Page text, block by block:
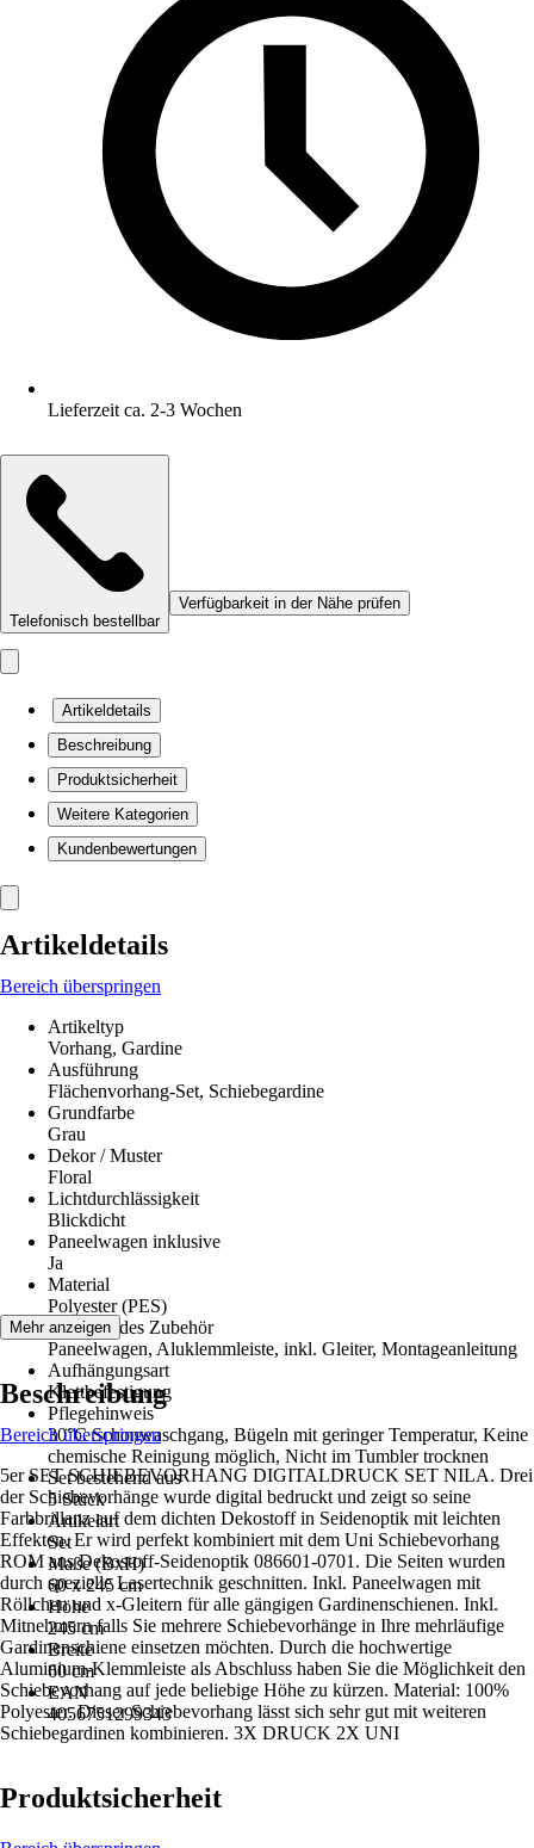
Lieferzeit ca. 2-3 Wochen
Telefonisch bestellbar
Verfügbarkeit in der Nähe prüfen
Artikeldetails
Beschreibung
Produktsicherheit
Weitere Kategorien
Kundenbewertungen
Artikeldetails
Bereich überspringen
Artikeltyp
Vorhang, Gardine
Ausführung
Flächenvorhang-Set, Schiebegardine
Grundfarbe
Grau
Dekor / Muster
Floral
Lichtdurchlässigkeit
Blickdicht
Paneelwagen inklusive
Ja
Material
Polyester (PES)
Beiliegendes Zubehör
Paneelwagen, Aluklemmleiste, inkl. Gleiter, Montageanleitung
Aufhängungsart
Klettbefestigung
Pflegehinweis
30°C Schonwaschgang, Bügeln mit geringer Temperatur, Keine
chemische Reinigung möglich, Nicht im Tumbler trocknen
Set bestehend aus
5 Stück
Artikelart
Set
Maße (BxH)
60 x 245 cm
Höhe
245 cm
Breite
60 cm
EAN
4056751299343
Mehr anzeigen
Beschreibung
Bereich überspringen
5er SET SCHIEBEVORHANG DIGITALDRUCK SET NILA. Drei
der Schiebevorhänge wurde digital bedruckt und zeigt so seine
Farbbrillanz auf dem dichten Dekostoff in Seidenoptik mit leichten
Effekten. Er wird perfekt kombiniert mit dem Uni Schiebevorhang
ROM aus Dekostoff-Seidenoptik 086601-0701. Die Seiten wurden
durch spezielle Lasertechnik geschnitten. Inkl. Paneelwagen mit
Röllchen und x-Gleitern für alle gängigen Gardinenschienen. Inkl.
Mitnehmern falls Sie mehrere Schiebevorhänge in Ihre mehrläufige
Gardinenschiene einsetzen möchten. Durch die hochwertige
Aluminium-Klemmleiste als Abschluss haben Sie die Möglichkeit den
Schiebevorhang auf jede beliebige Höhe zu kürzen. Material: 100%
Polyester. Dieser Schiebevorhang lässt sich sehr gut mit weiteren
Schiebegardinen kombinieren. 3X DRUCK 2X UNI
Produktsicherheit